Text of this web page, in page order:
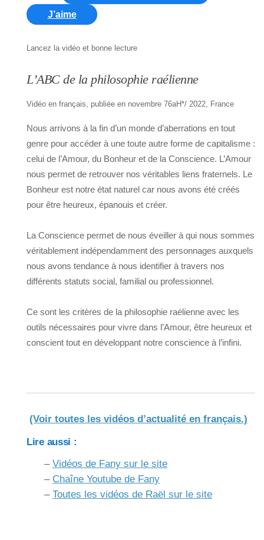
J’aime
Lancez la vidéo et bonne lecture
L’ABC de la philosophie raélienne
Vidéo en français, publiée en novembre 76aH*/ 2022, France
Nous arrivons à la fin d’un monde d’aberrations en tout
genre pour accéder à une toute autre forme de capitalisme :
celui de l’Amour, du Bonheur et de la Conscience. L’Amour
nous permet de retrouver nos véritables liens fraternels. Le
Bonheur est notre état naturel car nous avons été créés
pour être heureux, épanouis et créer.
La Conscience permet de nous éveiller à qui nous sommes
véritablement indépendamment des personnages auxquels
nous avons tendance à nous identifier à travers nos
différents statuts social, familial ou professionnel.
Ce sont les critères de la philosophie raélienne avec les
outils nécessaires pour vivre dans l’Amour, être heureux et
conscient tout en développant notre conscience à l’infini.
(Voir toutes les vidéos d’actualité en français.)
Lire aussi :
– Vidéos de Fany sur le site
– Chaîne Youtube de Fany
– Toutes les vidéos de Raël sur le site